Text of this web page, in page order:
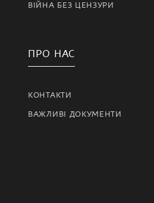
ВІЙНА БЕЗ ЦЕНЗУРИ
ПРО НАС
КОНТАКТИ
ВАЖЛИВІ ДОКУМЕНТИ